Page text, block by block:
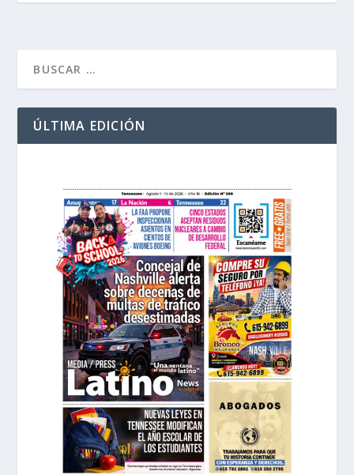
ÚLTIMA EDICIÓN